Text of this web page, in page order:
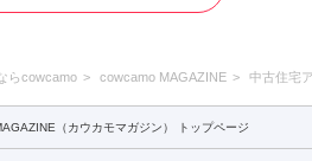
らcowcamo cowcamo MAGAZINE 中古住宅
（カウカモマガジン） トップページ